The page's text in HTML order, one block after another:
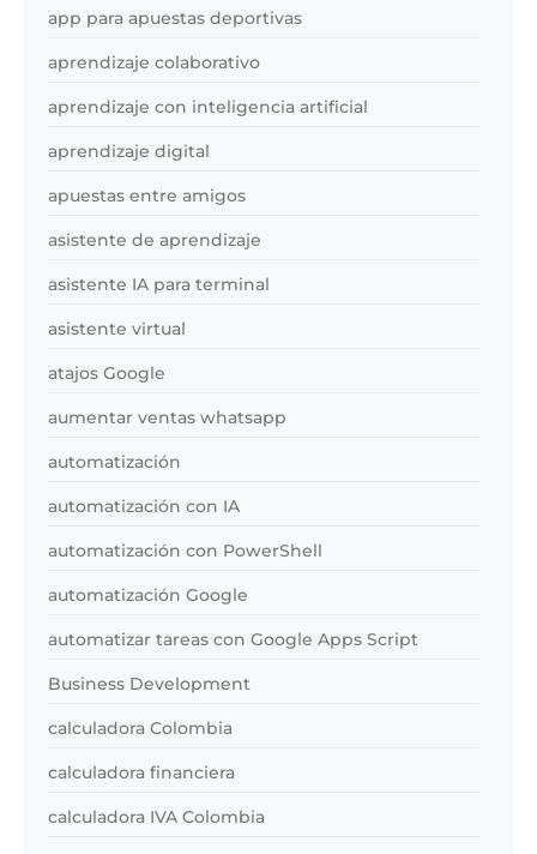
app para apuestas deportivas
aprendizaje colaborativo
aprendizaje con inteligencia artificial
aprendizaje digital
apuestas entre amigos
asistente de aprendizaje
asistente IA para terminal
asistente virtual
atajos Google
aumentar ventas whatsapp
automatización
automatización con IA
automatización con PowerShell
automatización Google
automatizar tareas con Google Apps Script
Business Development
calculadora Colombia
calculadora financiera
calculadora IVA Colombia